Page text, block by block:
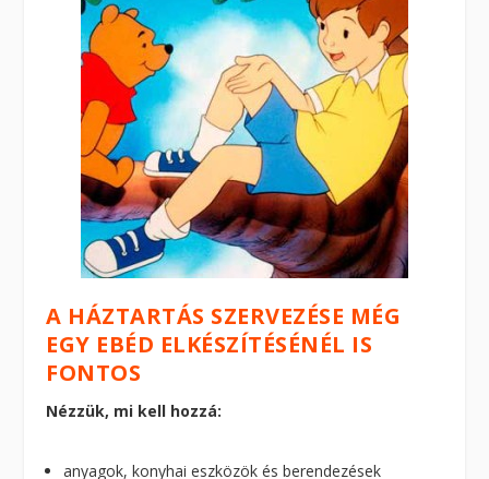
A HÁZTARTÁS SZERVEZÉSE MÉG
EGY EBÉD ELKÉSZÍTÉSÉNÉL IS
FONTOS
Nézzük, mi kell hozzá:
anyagok, konyhai eszközök és berendezések